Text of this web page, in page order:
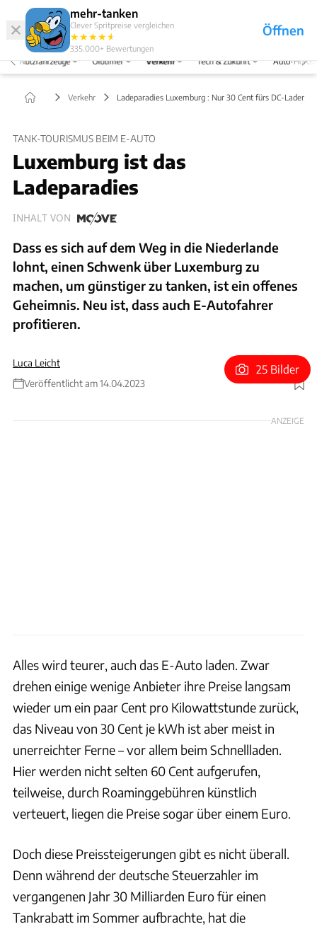
mehr-tanken
Clever Spritpreise vergleichen
★★★★★
★
335.000+ Bewertungen
Öffnen
Abo
Menü
Nutzfahrzeuge Oldtimer Verkehr Tech & Zukunft Auto-
Verkehr Ladeparadies Luxemburg : Nur 30 Cent fürs DC-Laden
TANK-TOURISMUS BEIM E-AUTO
Luxemburg ist das
Ladeparadies
INHALT VON
Dass es sich auf dem Weg in die Niederlande
lohnt, einen Schwenk über Luxemburg zu
machen, um günstiger zu tanken, ist ein offenes
Geheimnis. Neu ist, dass auch E-Autofahrer
profitieren.
Luca Leicht
Veröffentlicht am 14.04.2023
Foto: Shell / Patrick Lang
25 Bilder
ANZEIGE
Alles wird teurer, auch das E-Auto laden. Zwar
drehen einige wenige Anbieter ihre Preise langsam
wieder um ein paar Cent pro Kilowattstunde zurück,
das Niveau von 30 Cent je kWh ist aber meist in
unerreichter Ferne – vor allem beim Schnellladen.
Hier werden nicht selten 60 Cent aufgerufen,
teilweise, durch Roaminggebühren künstlich
verteuert, liegen die Preise sogar über einem Euro.
Doch diese Preissteigerungen gibt es nicht überall.
Denn während der deutsche Steuerzahler im
vergangenen Jahr 30 Milliarden Euro für einen
Tankrabatt im Sommer aufbrachte, hat die